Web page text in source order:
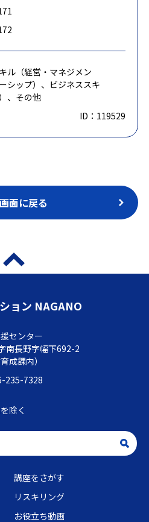
ル（経営・マネジメン
シップ）、ビジネススキ
、その他
ID：119529
面に戻る
ョン NAGANO
センター
南長野字幅下692-2
成課内）
235-7328
除く
講座をさがす
リスキリング
お役立ち動画